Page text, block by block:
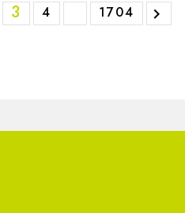
3 4 1704 